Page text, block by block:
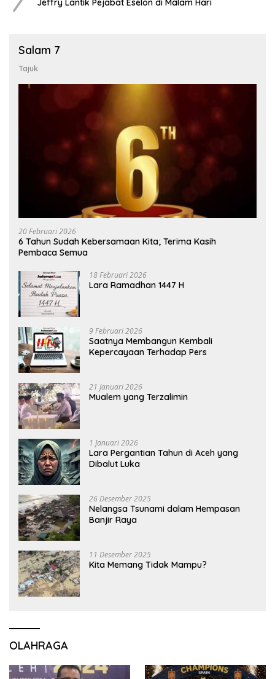
Jeffry Lantik Pejabat Eselon di Malam Hari
Salam 7
Tajuk
20 Februari 2026
6 Tahun Sudah Kebersamaan Kita; Terima Kasih
Pembaca Semua
18 Februari 2026
Lara Ramadhan 1447 H
9 Februari 2026
Saatnya Membangun Kembali
Kepercayaan Terhadap Pers
21 Januari 2026
Mualem yang Terzalimin
1 Januari 2026
Lara Pergantian Tahun di Aceh yang
Dibalut Luka
26 Desember 2025
Nelangsa Tsunami dalam Hempasan
Banjir Raya
11 Desember 2025
Kita Memang Tidak Mampu?
OLAHRAGA